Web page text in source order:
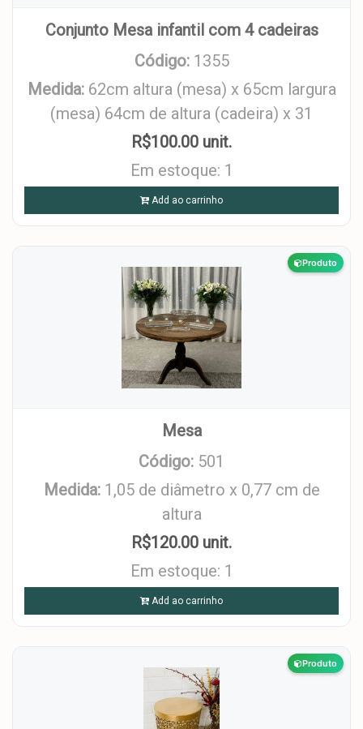
Conjunto Mesa infantil com 4 cadeiras
Código: 1355
Medida: 62cm altura (mesa) x 65cm largura
(mesa) 64cm de altura (cadeira) x 31
R$100.00 unit.
Em estoque: 1
Add ao carrinho
Produto
Mesa
Código: 501
Medida: 1,05 de diâmetro x 0,77 cm de
altura
R$120.00 unit.
Em estoque: 1
Add ao carrinho
Produto